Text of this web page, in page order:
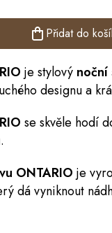
Přidat do
je stylový noční
designu a
se skvěle hodí
.
ONTARIO je
dá vyniknout